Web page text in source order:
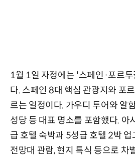
1월 1일 자정에는 '스페인·포르
다. 스페인 8대 핵심 관광지와 포
르는 일정이다. 가우디 투어와 알
성당 등 대표 명소를 포함했다. 아
급 호텔 숙박과 5성급 호텔 2박
전망대 관람, 현지 특식 등으로 차